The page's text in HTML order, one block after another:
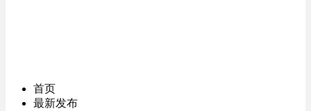
首页
最新发布